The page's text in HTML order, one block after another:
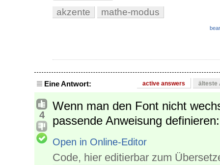
akzente mathe-modus
Eine Antwort: active answers älteste
4
Wenn man den Font nicht
passende Anweisung definieren:
Open in Online-Editor
Code, hier editierbar zum